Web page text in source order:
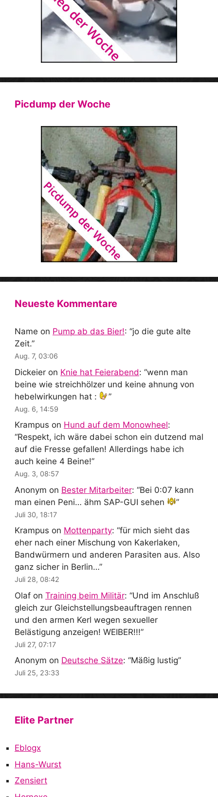
Picdump der Woche
Neueste Kommentare
Name on Pump ab das Bier!: “jo die gute alte
Zeit.”
Aug. 7, 03:06
Dickeier on Knie hat Feierabend: “wenn man
beine wie streichhölzer und keine ahnung von
hebelwirkungen hat :
”
Aug. 6, 14:59
Krampus on Hund auf dem Monowheel:
“Respekt, ich wäre dabei schon ein dutzend mal
auf die Fresse gefallen! Allerdings habe ich
auch keine 4 Beine!”
Aug. 3, 08:57
Anonym on Bester Mitarbeiter: “Bei 0:07 kann
man einen Peni… ähm SAP-GUI sehen
”
Juli 30, 18:17
Krampus on Mottenparty: “für mich sieht das
eher nach einer Mischung von Kakerlaken,
Bandwürmern und anderen Parasiten aus. Also
ganz sicher in Berlin…”
Juli 28, 08:42
Olaf on Training beim Militär: “Und im Anschluß
gleich zur Gleichstellungsbeauftragen rennen
und den armen Kerl wegen sexueller
Belästigung anzeigen! WEIBER!!!”
Juli 27, 07:17
Anonym on Deutsche Sätze: “Mäßig lustig”
Juli 25, 23:33
Elite Partner
Eblogx
Hans-Wurst
Zensiert